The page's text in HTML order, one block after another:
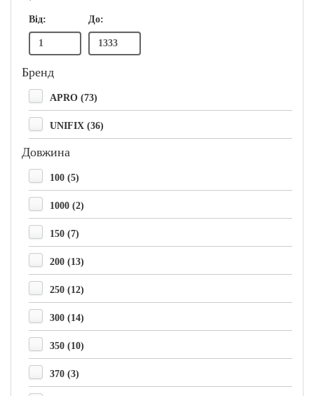
Від: До:
Бренд
APRO (73)
UNIFIX (36)
Довжина
100 (5)
1000 (2)
150 (7)
200 (13)
250 (12)
300 (14)
350 (10)
370 (3)